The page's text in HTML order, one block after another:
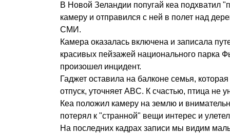
В Новой Зеландии попугай кеа подхватил
камеру и отправился с ней в полет над
СМИ.
Камера оказалась включена и записала
красивых пейзажей национального парка
произошел инцидент.
Гаджет оставила на балконе семья,
отпуск, уточняет ABC. К счастью, птица не
Кеа положил камеру на землю и
потерял к "странной" вещи интерес и
На последних кадрах записи мы видим